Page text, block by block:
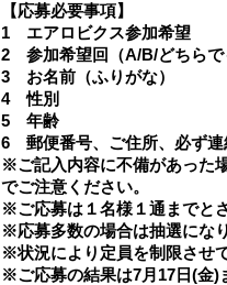
【応募必要事項】
1 エアロビクス参加希望
2 参加希望回（A/B/どちらで
3 お名前（ふりがな）
4 性別
5 年齢
6 郵便番号、ご住所、必ず連
※ご記入内容に不備があった
でご注意ください。
※ご応募は１名様１通までと
※応募多数の場合は抽選になり
※状況により定員を制限させ
※ご応募の結果は7月17日(金)